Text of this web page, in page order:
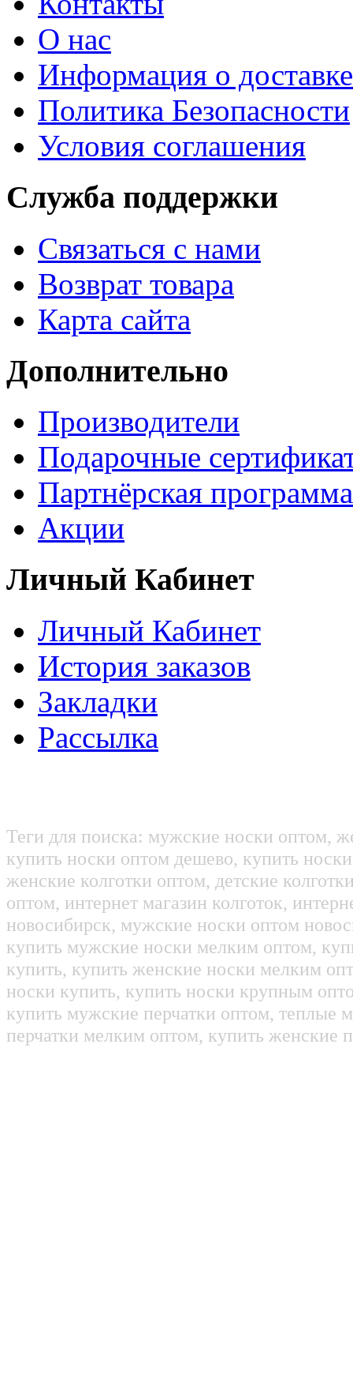
О нас
Информация о доставке
Политика Безопасности
Условия соглашения
Служба поддержки
Связаться с нами
Возврат товара
Карта сайта
Дополнительно
Производители
Подарочные
Партнёрская программа
Акции
Личный Кабинет
Личный Кабинет
История заказов
Закладки
Рассылка
Теги для поиска: мужские носки оптом,
купить носки оптом дешево, купить
женские колготки оптом, детские
оптом, интернет магазин колготок,
новосибирск, мужские носки оптом
купить мужские носки мелким оптом,
купить, купить женские носки мелким
носки купить, купить носки крупным
купить мужские перчатки оптом, теплые
перчатки мелким оптом, купить женские